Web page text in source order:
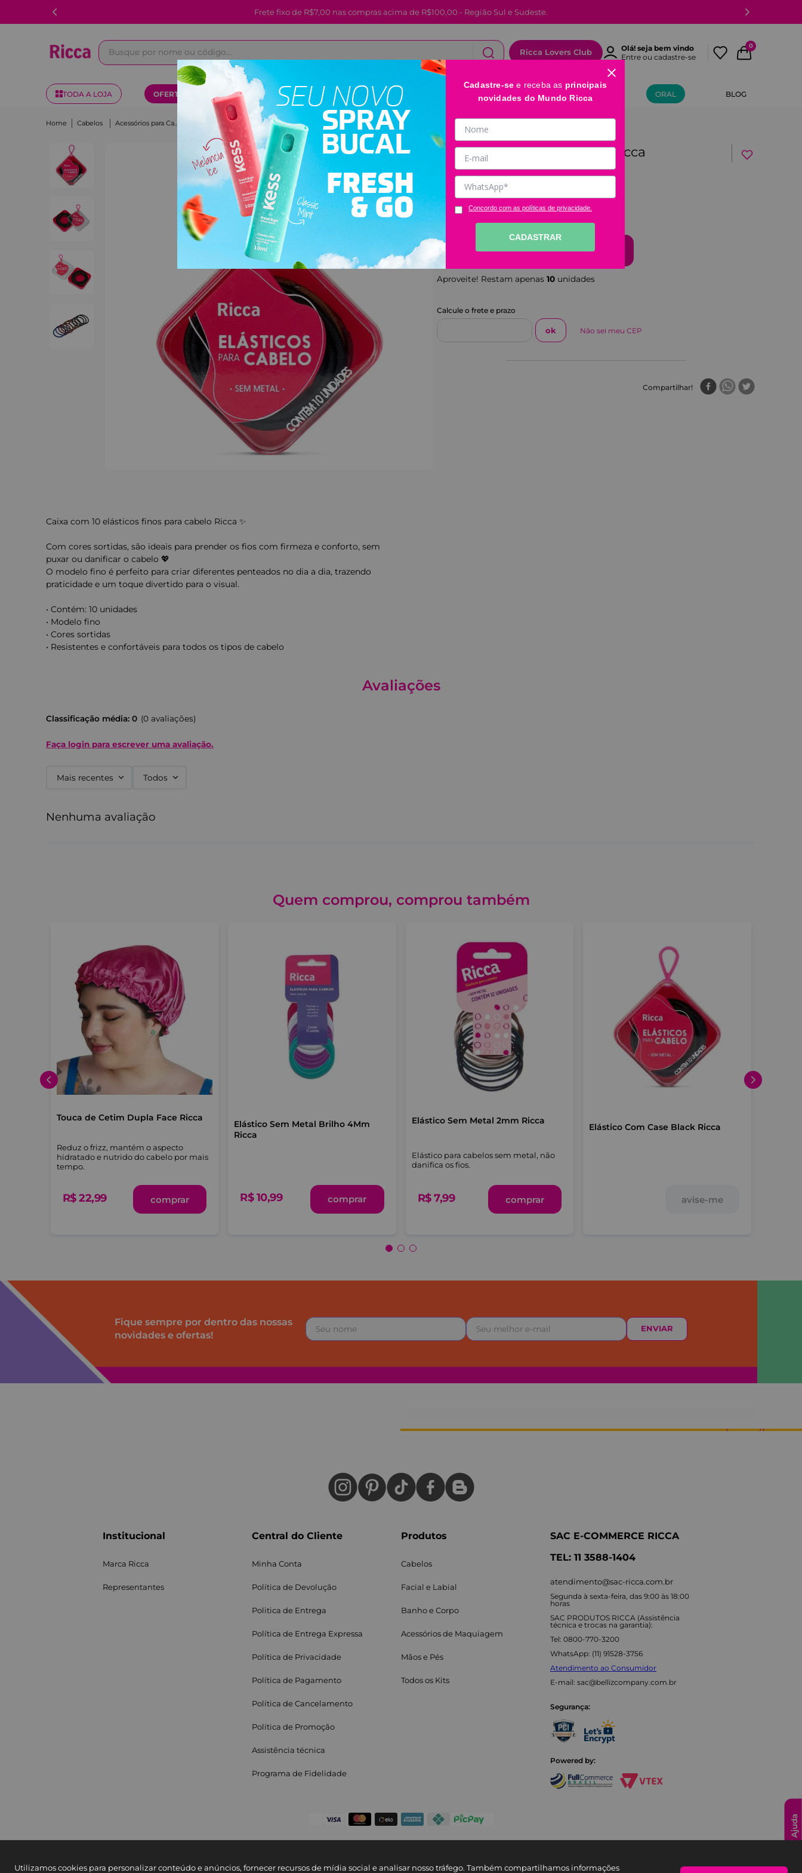
Ajuda
Frete fixo de R$7,00 nas compras acima de R$100,00 - Região Sul e Sudeste.
Busque por nome ou código...
Ricca Lovers Club
Olá! seja bem vindo
Entre ou cadastre-se
0
TODA A LOJA OFERTAS KITS CABELOS FACIAL E LABIAL BANHO E CORPO MÃOS E PÉS ORAL BLOG
Utilizamos cookies para personalizar conteúdo e anúncios, fornecer recursos de mídia social e analisar nosso tráfego. Também compartilhamos informações
Cabelos Acessórios para Cabelo
Elástico Com Case Winter Ricca
Código:2748
Clique e veja!
R$ 12,49
＋
－ comprar
Aproveite! Restam apenas 10 unidades
Não sei meu CEP
Compartilhar
Caixa com 10 elásticos finos para cabelo Ricca ✨
Com cores sortidas, são ideais para prender os fios com firmeza e conforto, sem
puxar ou danificar o cabelo 💖
O modelo fino é perfeito para criar diferentes penteados no dia a dia, trazendo
praticidade e um toque divertido para o visual.
• Contém: 10 unidades
• Modelo fino
• Cores sortidas
• Resistentes e confortáveis para todos os tipos de cabelo
Avaliações
Classificação média: 0 (0 avaliações)
Faça login para escrever uma avaliação.
Mais recentes Todos
Nenhuma avaliação
Quem comprou, comprou também
Touca de Cetim Dupla Face Ricca
Reduz o frizz, mantém o aspecto
hidratado e nutrido do cabelo por mais
tempo.
R$ 22,99 comprar
Elástico Sem Metal Brilho 4Mm
Ricca
R$ 10,99 comprar
Elástico Sem Metal 2mm Ricca
Elástico para cabelos sem metal, não
danifica os fios.
R$ 7,99 comprar
Elástico Com Case Black Ricca
avise-me
Fique sempre por dentro das nossas
novidades e ofertas!
ENVIAR
Institucional
Marca Ricca
Representantes
Central do Cliente
Minha Conta
Política de Devolução
Politica de Entrega
Política de Entrega Expressa
Política de Privacidade
Política de Pagamento
Política de Cancelamento
Política de Promoção
Assistência técnica
Programa de Fidelidade
Produtos
Cabelos
Facial e Labial
Banho e Corpo
Acessórios de Maquiagem
Mãos e Pés
Todos os Kits
SAC E-COMMERCE RICCA
TEL: 11 3588-1404
atendimento@sac-ricca.com.br
Segunda à sexta-feira, das 9:00 às 18:00
horas
SAC PRODUTOS RICCA (Assistência
técnica e trocas na garantia):
Tel: 0800-770-3200
WhatsApp: (11) 91528-3756
Atendimento ao Consumidor
E-mail: sac@bellizcompany.com.br
Segurança:
Powered by:
© Copyright 2025
Cadastre-se e receba as principais
novidades do Mundo Ricca
Concordo com as políticas de privacidade.
CADASTRAR